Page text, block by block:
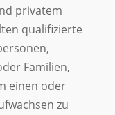
privatem
qualifizierte
Familien,
einen oder
zu